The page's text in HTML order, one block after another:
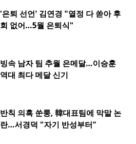
'은퇴 선언' 김연경 "열정 다 쏟아 후
회 없어…5월 은퇴식"
빙속 남자 팀 추월 은메달…이승훈
역대 최다 메달 신기
반칙 의혹 쑨룽, 韓대표팀에 막말 논
란…서경덕 "자기 반성부터"